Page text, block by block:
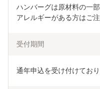
ハンバーグは原材料の一
アレルギーがある方はご注
受付期間
通年申込を受け付けており